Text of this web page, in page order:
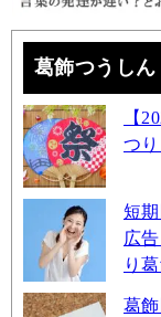
葛飾つうしん
【
つ
短
広
り
葛